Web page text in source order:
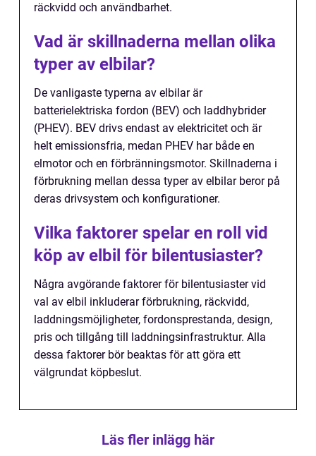
räckvidd och användbarhet.
Vad är skillnaderna mellan olika
typer av elbilar?
De vanligaste typerna av elbilar är
batterielektriska fordon (BEV) och laddhybrider
(PHEV). BEV drivs endast av elektricitet och är
helt emissionsfria, medan PHEV har både en
elmotor och en förbränningsmotor. Skillnaderna i
förbrukning mellan dessa typer av elbilar beror på
deras drivsystem och konfigurationer.
Vilka faktorer spelar en roll vid
köp av elbil för bilentusiaster?
Några avgörande faktorer för bilentusiaster vid
val av elbil inkluderar förbrukning, räckvidd,
laddningsmöjligheter, fordonsprestanda, design,
pris och tillgång till laddningsinfrastruktur. Alla
dessa faktorer bör beaktas för att göra ett
välgrundat köpbeslut.
Läs fler inlägg här